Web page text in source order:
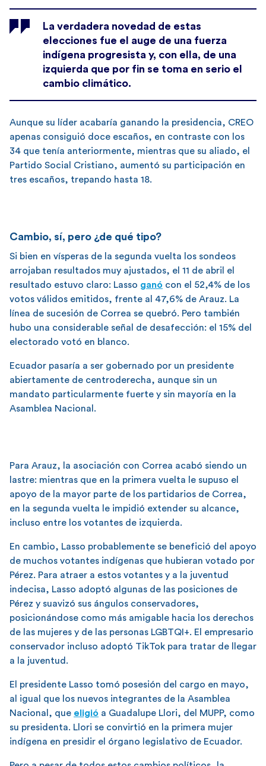
La verdadera novedad de estas
elecciones fue el auge de una fuerza
indígena progresista y, con ella, de una
izquierda que por fin se toma en serio el
cambio climático.
Aunque su líder acabaría ganando la presidencia, CREO
apenas consiguió doce escaños, en contraste con los
34 que tenía anteriormente, mientras que su aliado, el
Partido Social Cristiano, aumentó su participación en
tres escaños, trepando hasta 18.
Cambio, sí, pero ¿de qué tipo?
Si bien en vísperas de la segunda vuelta los sondeos
arrojaban resultados muy ajustados, el 11 de abril el
resultado estuvo claro: Lasso ganó con el 52,4% de los
votos válidos emitidos, frente al 47,6% de Arauz. La
línea de sucesión de Correa se quebró. Pero también
hubo una considerable señal de desafección: el 15% del
electorado votó en blanco.
Ecuador pasaría a ser gobernado por un presidente
abiertamente de centroderecha, aunque sin un
mandato particularmente fuerte y sin mayoría en la
Asamblea Nacional.
Para Arauz, la asociación con Correa acabó siendo un
lastre: mientras que en la primera vuelta le supuso el
apoyo de la mayor parte de los partidarios de Correa,
en la segunda vuelta le impidió extender su alcance,
incluso entre los votantes de izquierda.
En cambio, Lasso probablemente se benefició del apoyo
de muchos votantes indígenas que hubieran votado por
Pérez. Para atraer a estos votantes y a la juventud
indecisa, Lasso adoptó algunas de las posiciones de
Pérez y suavizó sus ángulos conservadores,
posicionándose como más amigable hacia los derechos
de las mujeres y de las personas LGBTQI+. El empresario
conservador incluso adoptó TikTok para tratar de llegar
a la juventud.
El presidente Lasso tomó posesión del cargo en mayo,
al igual que los nuevos integrantes de la Asamblea
Nacional, que eligió a Guadalupe Llori, del MUPP, como
su presidenta. Llori se convirtió en la primera mujer
indígena en presidir el órgano legislativo de Ecuador.